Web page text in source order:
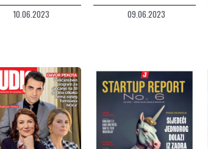
10.06.2023 09.06.2023